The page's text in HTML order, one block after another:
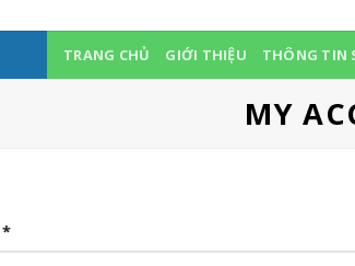
TRANG CHỦ GIỚI THIỆU THÔNG TIN
MY
*